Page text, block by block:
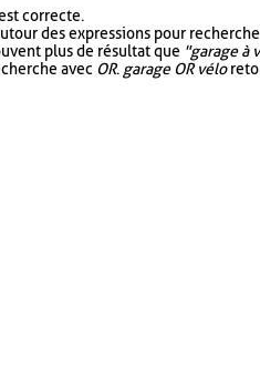
correcte.
des expressions pour
plus de résultat que "garage à
avec OR. garage OR vélo